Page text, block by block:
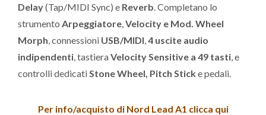
Delay(Tap/MIDI Sync) e Reverb . Completano lo
strumento Arpeggiatore Velocity e Mod. Wheel
Morph , connessioni USB/MIDI 4 uscite audio
indipendenti , tastieraVelocity Sensitive a 49 tasti , e
controlli dedicati Stone Wheel, Pitch Sticke pedali.
Per info/acquisto di Nord Lead A1 clicca qui